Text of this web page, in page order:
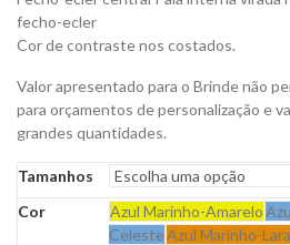
fecho-ecler
Cor de contraste nos costados.
Valor apresentado para o Brinde não
para orçamentos de personalização e
grandes quantidades.
Tamanhos
Cor
Azul Marinho-Amarelo
CelesteAzul Marinho-